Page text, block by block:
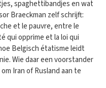
spaghettibandjes en wat
Braeckman zelf schrijft:
et le pauvre, entre le
qui opprime et la loi qui
Belgisch étatisme leidt
Wie daar een voorstander
Iran of Rusland aan te